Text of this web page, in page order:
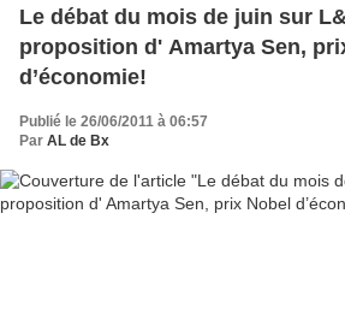
Le débat du mois de juin sur
proposition d' Amartya Sen,
d’économie!
Publié le 26/06/2011 à 06:57
Par AL de Bx